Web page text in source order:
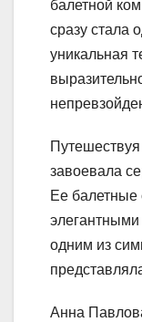
балетной
сразу стала
уникальная
завоевала
Ее
одним из
Анна